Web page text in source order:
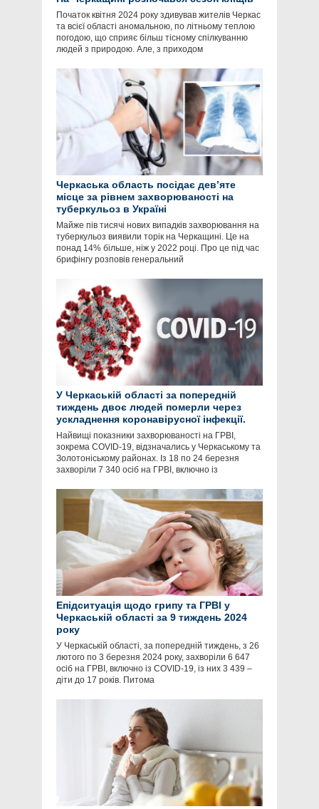
Початок квітня 2024 року здивував жителів Черкас
та всієї області аномальною, по літньому теплою
погодою, що сприяє більш тісному спілкуванню
людей з природою. Але, з приходом
Черкаська область посідає девʼяте
місце за рівнем захворюваності на
туберкульоз в Україні
Майже пів тисячі нових випадків захворювання на
туберкульоз виявили торік на Черкащині. Це на
понад 14% більше, ніж у 2022 році. Про це під час
брифінгу розповів генеральний
У Черкаській області за попередній
тиждень двоє людей померли через
ускладнення коронавірусної інфекції.
Найвищі показники захворюваності на ГРВІ,
зокрема COVID-19, відзначались у Черкаському та
Золотоніському районах. Із 18 по 24 березня
захворіли 7 340 осіб на ГРВІ, включно із
Епідситуація щодо грипу та ГРВІ у
Черкаській області за 9 тиждень 2024
року
У Черкаській області, за попередній тиждень, з 26
лютого по 3 березня 2024 року, захворіли 6 647
осіб на ГРВІ, включно із COVID-19, із них 3 439 –
діти до 17 років. Питома